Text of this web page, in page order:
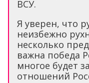
ВСУ.
Я уверен, что
неизбежно
несколько
важна победа
многое будет
отношений